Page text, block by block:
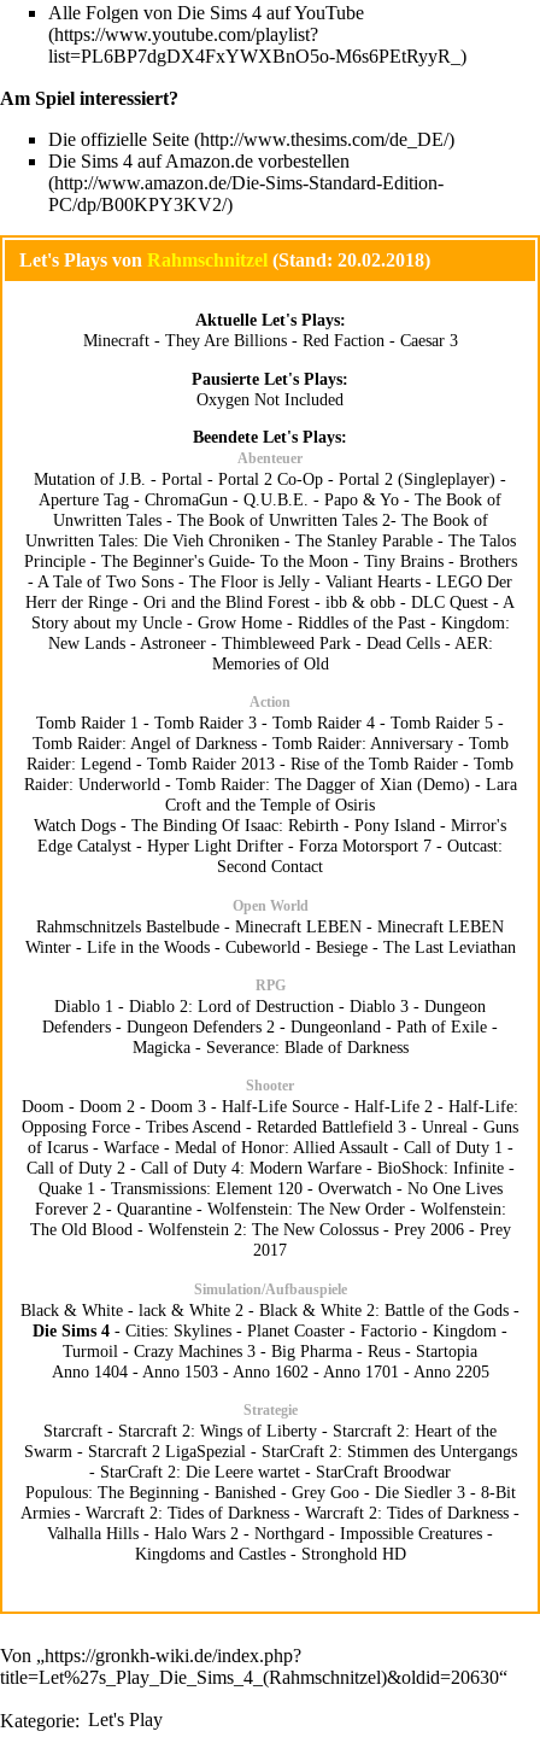
Alle Folgen von Die Sims 4 auf YouTube
Am Spiel interessiert?
Die offizielle Seite
Die Sims 4 auf Amazon.de vorbestellen
Let's Plays von Rahmschnitzel (Stand: 20.02.2018)
Aktuelle Let's Plays:
Minecraft- They Are Billions- Red Faction - Caesar 3
Pausierte Let's Plays:
Oxygen Not Included
Beendete Let's Plays:
Abenteuer
Mutation of J.B. - Portal - Portal 2 Co-Op - Portal 2 (Singleplayer) -
Aperture Tag - ChromaGun - Q.U.B.E. - Papo & Yo - The Book of
Unwritten Tales- The Book of Unwritten Tales 2- The Book of
Unwritten Tales: Die Vieh Chroniken - The Stanley Parable- The Talos
Principle- The Beginner's Guide- To the Moon - Tiny Brains- Brothers
- A Tale of Two Sons - The Floor is Jelly - Valiant Hearts - LEGO Der
Herr der Ringe - Ori and the Blind Forest - ibb & obb - DLC Quest - A
Story about my Uncle- Grow Home- Riddles of the Past- Kingdom:
New Lands- Astroneer- Thimbleweed Park- Dead Cells- AER:
Memories of Old
Action
Tomb Raider 1 - Tomb Raider 3 - Tomb Raider 4 - Tomb Raider 5 -
Tomb Raider: Angel of Darkness- Tomb Raider: Anniversary- Tomb
Raider: Legend - Tomb Raider 2013 - Rise of the Tomb Raider - Tomb
Raider: Underworld- Tomb Raider: The Dagger of Xian (Demo) - Lara
Croft and the Temple of Osiris
Watch Dogs - The Binding Of Isaac: Rebirth - Pony Island - Mirror's
Edge Catalyst - Hyper Light Drifter - Forza Motorsport 7 - Outcast:
Second Contact
Open World
Rahmschnitzels Bastelbude - Minecraft LEBEN - Minecraft LEBEN
Winter- Life in the Woods- Cubeworld - Besiege- The Last Leviathan
RPG
Diablo 1 - Diablo 2: Lord of Destruction - Diablo 3 - Dungeon
Defenders - Dungeon Defenders 2 - Dungeonland - Path of Exile -
Magicka- Severance: Blade of Darkness
Shooter
Doom - Doom 2 - Doom 3 - Half-Life Source - Half-Life 2 - Half-Life:
Opposing Force - Tribes Ascend - Retarded Battlefield 3 - Unreal - Guns
of Icarus- Warface- Medal of Honor: Allied Assault- Call of Duty 1 -
Call of Duty 2- Call of Duty 4: Modern Warfare- BioShock: Infinite-
Quake 1 - Transmissions: Element 120- Overwatch- No One Lives
Forever 2- Quarantine- Wolfenstein: The New Order- Wolfenstein:
The Old Blood- Wolfenstein 2: The New Colossus- Prey 2006- Prey
2017
Simulation/Aufbauspiele
Black & White - lack & White 2 - Black & White 2: Battle of the Gods -
Die Sims 4 - Cities: Skylines - Planet Coaster - Factorio - Kingdom -
Turmoil - Crazy Machines 3 - Big Pharma - Reus - Startopia
Anno 1404- Anno 1503- Anno 1602 - Anno 1701 - Anno 2205
Strategie
Starcraft - Starcraft 2: Wings of Liberty - Starcraft 2: Heart of the
Swarm- Starcraft 2 LigaSpezial- StarCraft 2: Stimmen des Untergangs
- StarCraft 2: Die Leere wartet - StarCraft Broodwar
Populous: The Beginning- Banished- Grey Goo- Die Siedler 3- 8-Bit
Armies - Warcraft 2: Tides of Darkness - Warcraft 2: Tides of Darkness -
Valhalla Hills - Halo Wars 2 - Northgard - Impossible Creatures -
Kingdoms and Castles- Stronghold HD
Von „https://gronkh-wiki.de/index.php?
title=Let%27s_Play_Die_Sims_4_(Rahmschnitzel)&oldid=20630“
Kategorie: Let's Play